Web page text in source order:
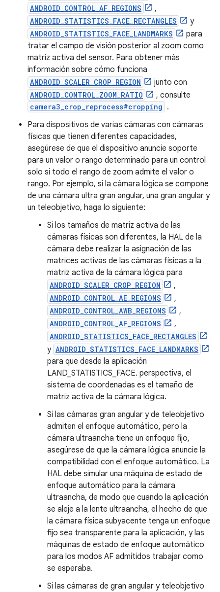
ANDROID_CONTROL_AF_REGIONS ,
ANDROID_STATISTICS_FACE_RECTANGLES y
ANDROID_STATISTICS_FACE_LANDMARKS
para
tratar el campo de visión posterior al zoom como
matriz activa del sensor. Para obtener más
información sobre cómo funciona
ANDROID_SCALER_CROP_REGION junto con
ANDROID_CONTROL_ZOOM_RATIO , consulte
camera3_crop_reprocess#cropping .
Para dispositivos de varias cámaras con cámaras
físicas que tienen diferentes capacidades,
asegúrese de que el dispositivo anuncie soporte
para un valor o rango determinado para un control
solo si todo el rango de zoom admite el valor o
rango. Por ejemplo, si la cámara lógica se compone
de una cámara ultra gran angular, una gran angular y
un teleobjetivo, haga lo siguiente:
Si los tamaños de matriz activa de las
cámaras físicas son diferentes, la HAL de la
cámara debe realizar la asignación de las
matrices activas de las cámaras físicas a la
matriz activa de la cámara lógica para
ANDROID_SCALER_CROP_REGION ,
ANDROID_CONTROL_AE_REGIONS ,
ANDROID_CONTROL_AWB_REGIONS ,
ANDROID_CONTROL_AF_REGIONS ,
ANDROID_STATISTICS_FACE_RECTANGLES
y ANDROID_STATISTICS_FACE_LANDMARKS
para que desde la aplicación
LAND_STATISTICS_FACE. perspectiva, el
sistema de coordenadas es el tamaño de
matriz activa de la cámara lógica.
Si las cámaras gran angular y de teleobjetivo
admiten el enfoque automático, pero la
cámara ultraancha tiene un enfoque fijo,
asegúrese de que la cámara lógica anuncie la
compatibilidad con el enfoque automático. La
HAL debe simular una máquina de estado de
enfoque automático para la cámara
ultraancha, de modo que cuando la aplicación
se aleje a la lente ultraancha, el hecho de que
la cámara física subyacente tenga un enfoque
fijo sea transparente para la aplicación, y las
máquinas de estado de enfoque automático
para los modos AF admitidos trabajar como
se esperaba.
Si las cámaras de gran angular y teleobjetivo